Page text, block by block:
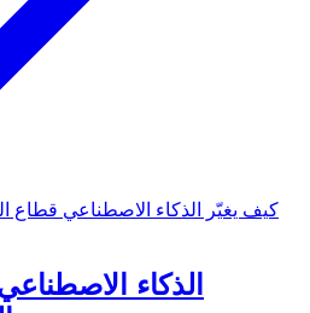
كيف يغيّر الذكاء الاصطناعي قطاع
الذكاء